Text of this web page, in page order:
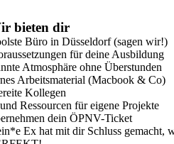
bieten dir
Büro in Düsseldorf (sagen wir!)
für deine Ausbildung
Atmosphäre ohne Überstunden
Arbeitsmaterial (Macbook & Co)
Kollegen
Ressourcen für eigene Projekte
dein ÖPNV-Ticket
Ex hat mit dir Schluss gemacht,